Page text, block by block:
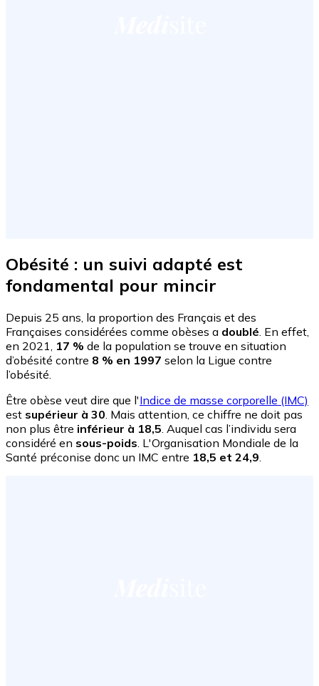
Obésité : un suivi adapté est
fondamental pour mincir
Depuis 25 ans, la proportion des Français et des
Françaises considérées comme obèses a doublé . En effet,
en 2021, 17 % de la population se trouve en situation
d’obésité contre 8 % en 1997 selon la Ligue contre
l’obésité.
Être obèse veut dire que l'Indice de masse corporelle (IMC)
est supérieur à 30 . Mais attention, ce chiffre ne doit pas
non plus être inférieur à 18,5 . Auquel cas l’individu sera
considéré en sous-poids . L'Organisation Mondiale de la
Santé préconise donc un IMC entre 18,5 et 24,9